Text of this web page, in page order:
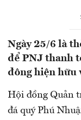
Ngày 25/6 là
để PNJ thanh
đông hiện hữu
Hội đồng Quản
đá quý Phú